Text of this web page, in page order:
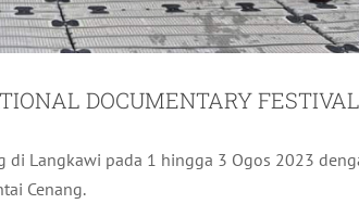
DOCUMENTARY FESTIVAL
di Langkawi pada 1 hingga 3 Ogos 2023
Cenang.